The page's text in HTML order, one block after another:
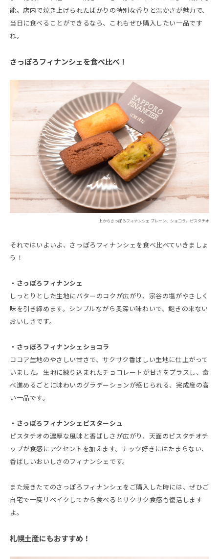
能。店内で焼き上げられたばかりの特別な香りと温かさが魅力で、
当日に食べることができるなら、これもぜひ購入したい一品です
ね。
さっぽろフィナンシェを食べ比べ！
上からさっぽろフィナンシェ プレーン、ショコラ、ピスタチオ
それではいよいよ、さっぽろフィナンシェを食べ比べていきましょ
う！
・さっぽろフィナンシェ
しっとりとした生地にバターのコクが広がり、宗谷の塩がやさしく
味を引き締めます。シンプルながら奥深い味わいで、飽きの来ない
おいしさです。
・さっぽろフィナンシェショコラ
ココア生地のやさしい甘さで、サクサク香ばしい生地に仕上がって
いました。生地に練り込まれたチョコレートが甘さをプラスし、食
べ進めるごとに味わいのグラデーションが感じられる、完成度の高
い一品です。
・さっぽろフィナンシェピスターシュ
ピスタチオの濃厚な風味と香ばしさが広がり、天面のピスタチオチ
ップが食感にアクセントを加えます。ナッツ好きにはたまらない、
香ばしいおいしさのフィナンシェです。
また焼きたてのさっぽろフィナンシェをご購入した時には、ぜひご
自宅で一度リベイクしてから食べるとサクサク食感も復活します
よ。
札幌土産にもおすすめ！